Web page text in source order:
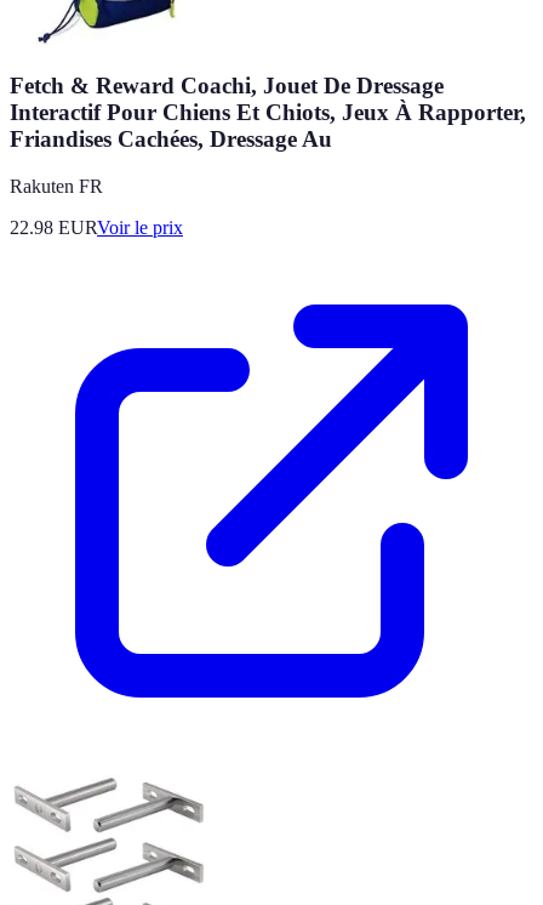
Fetch & Reward Coachi, Jouet De Dressage
Interactif Pour Chiens Et Chiots, Jeux À Rapporter,
Friandises Cachées, Dressage Au
Rakuten FR
22.98 EURVoir le prix